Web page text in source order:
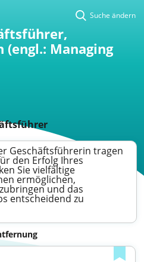
Suche ändern
Managing
Geschäftsführerin tragen
den Erfolg Ihres
Sie vielfältige
ermöglichen,
und das
entscheidend zu